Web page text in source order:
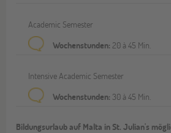
Academic Semester
Wochenstunden: 20 à 45 Min.
Intensive Academic Semester
Wochenstunden: 30 à 45 Min.
Bildungsurlaub auf Malta in St. Julian's